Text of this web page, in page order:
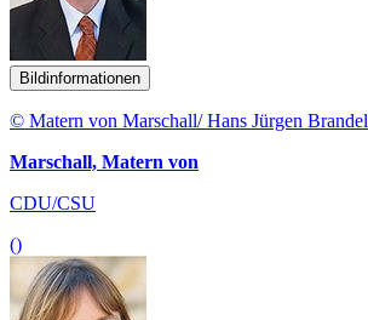
Bildinformationen
© Matern von Marschall/ Hans Jürgen Brandel
Marschall, Matern von
CDU/CSU
()